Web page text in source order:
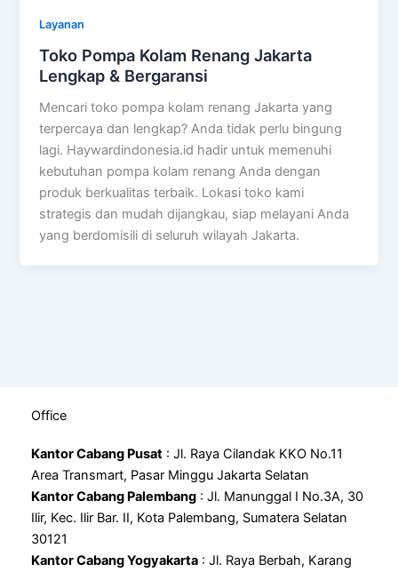
Layanan
Toko Pompa Kolam Renang Jakarta
Lengkap & Bergaransi
Mencari toko pompa kolam renang Jakarta yang
terpercaya dan lengkap? Anda tidak perlu bingung
lagi. Haywardindonesia.id hadir untuk memenuhi
kebutuhan pompa kolam renang Anda dengan
produk berkualitas terbaik. Lokasi toko kami
strategis dan mudah dijangkau, siap melayani Anda
yang berdomisili di seluruh wilayah Jakarta.
Office
Kantor Cabang Pusat : Jl. Raya Cilandak KKO No.11
Area Transmart, Pasar Minggu Jakarta Selatan
Kantor Cabang Palembang : Jl. Manunggal I No.3A, 30
Ilir, Kec. Ilir Bar. II, Kota Palembang, Sumatera Selatan
30121
Kantor Cabang Yogyakarta : Jl. Raya Berbah, Karang